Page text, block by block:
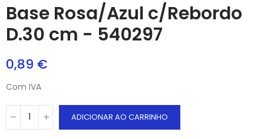
Base Rosa/Azul c/Rebordo
D.30 cm - 540297
0,89 €
Com IVA
ADICIONAR AO CARRINHO